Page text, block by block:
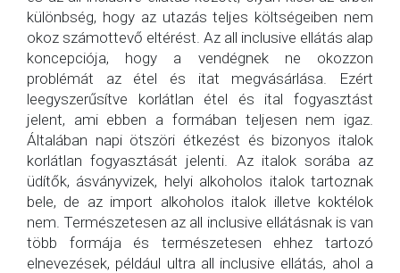
különbség, hogy az utazás teljes költségeiben nem
okoz számottevő eltérést. Az all inclusive ellátás alap
koncepciója, hogy a vendégnek ne okozzon
problémát az étel és itat megvásárlása. Ezért
leegyszerűsítve korlátlan étel és ital fogyasztást
jelent, ami ebben a formában teljesen nem igaz.
Általában napi ötszöri étkezést és bizonyos italok
korlátlan fogyasztását jelenti. Az italok sorába az
üdítők, ásványvizek, helyi alkoholos italok tartoznak
bele, de az import alkoholos italok illetve koktélok
nem. Természetesen az all inclusive ellátásnak is van
több formája és természetesen ehhez tartozó
elnevezések, például ultra all inclusive ellátás, ahol a